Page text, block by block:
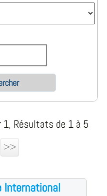
Résultats de 1 à 5
>>
International